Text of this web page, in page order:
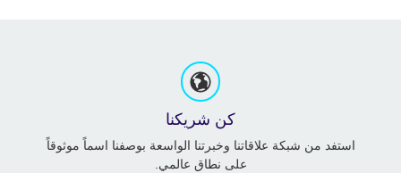
كن شريكنا
استفد من شبكة علاقاتنا وخبرتنا الواسعة بوصفنا اسماً موثوقاً
على نطاق عالمي.